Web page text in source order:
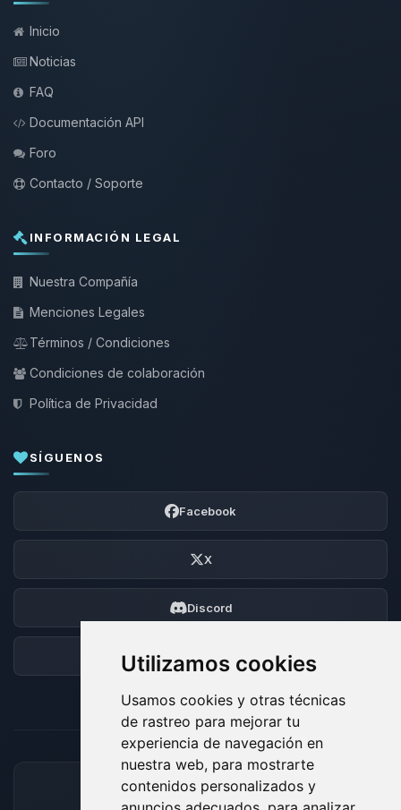
Utilizamos cookies
Usamos cookies y otras técnicas
de rastreo para mejorar tu
experiencia de navegación en
nuestra web, para mostrarte
contenidos personalizados y
Inicio
Noticias
FAQ
Documentación API
Foro
Contacto / Soporte
INFORMACIÓN LEGAL
Nuestra Compañía
Menciones Legales
Términos / Condiciones
Condiciones de colaboración
Política de Privacidad
SÍGUENOS
Facebook
X
Discord
Foro
MÉTODOS DE PAGO ACEPTADOS